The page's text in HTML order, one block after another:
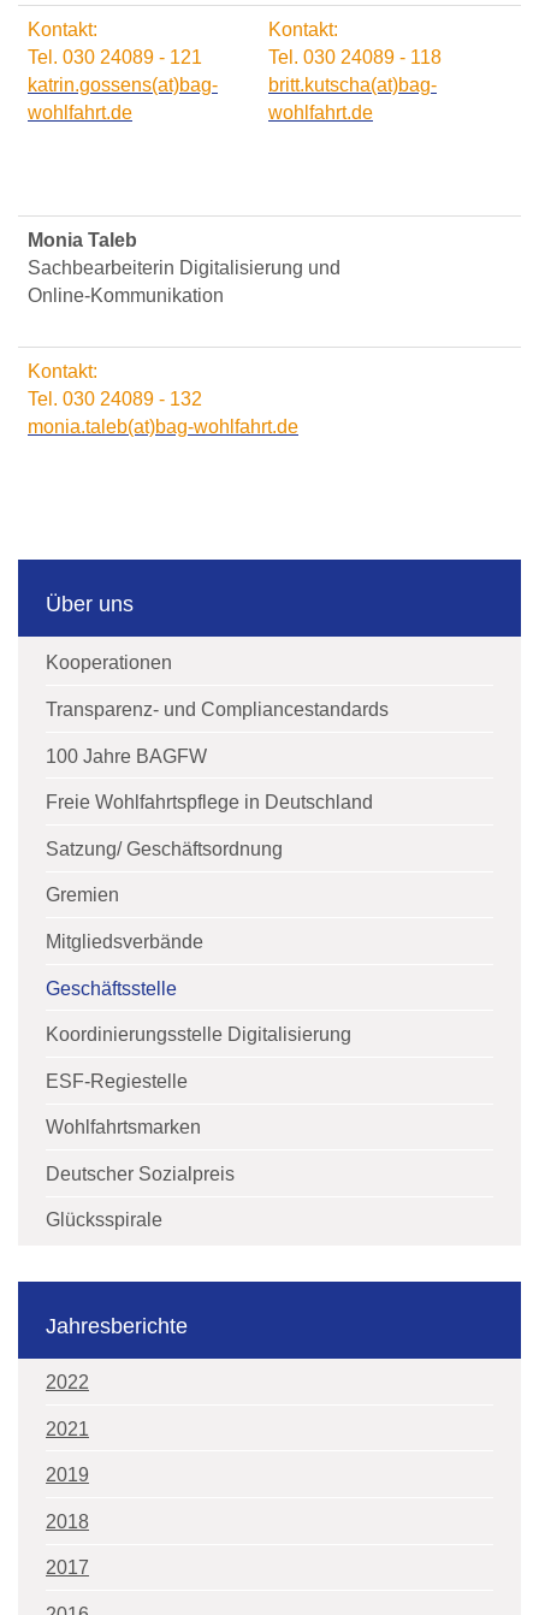
Kontakt:
Tel. 030 24089 - 121
katrin.gossens(at)bag-
wohlfahrt.de
Kontakt:
Tel. 030 24089 - 118
britt.kutscha(at)bag-
wohlfahrt.de
Monia Taleb
Sachbearbeiterin Digitalisierung und
Online-Kommunikation
Kontakt:
Tel. 030 24089 - 132
monia.taleb(at)bag-wohlfahrt.de
Über uns
Kooperationen
Transparenz- und Compliancestandards
100 Jahre BAGFW
Freie Wohlfahrtspflege in Deutschland
Satzung/ Geschäftsordnung
Gremien
Mitgliedsverbände
Geschäftsstelle
Koordinierungsstelle Digitalisierung
ESF-Regiestelle
Wohlfahrtsmarken
Deutscher Sozialpreis
Glücksspirale
Jahresberichte
2022
2021
2019
2018
2017